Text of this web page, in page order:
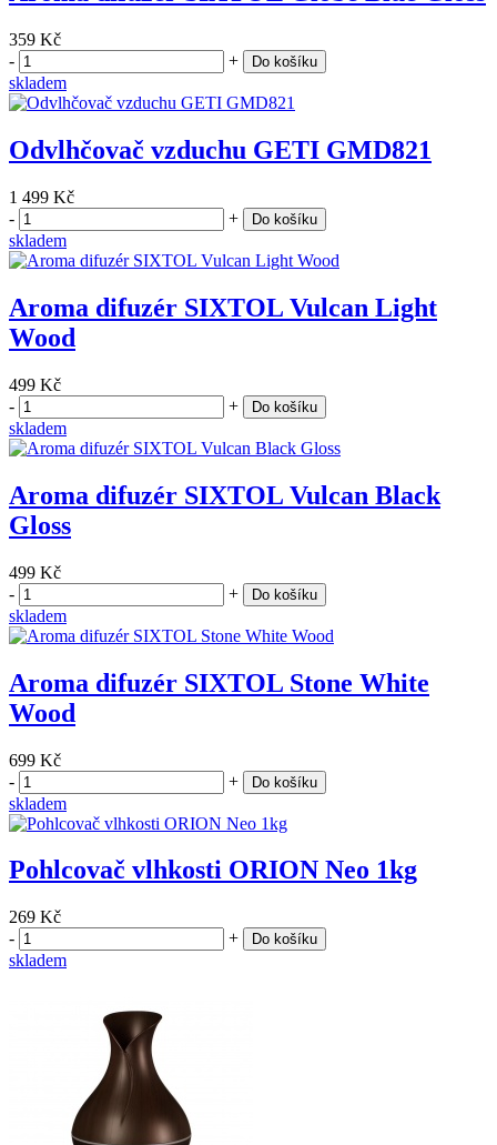
359 Kč
-
+ Do košíku
skladem
Odvlhčovač vzduchu GETI GMD821
1 499 Kč
-
+ Do košíku
skladem
Aroma difuzér SIXTOL Vulcan Light
Wood
499 Kč
-
+ Do košíku
skladem
Aroma difuzér SIXTOL Vulcan Black
Gloss
499 Kč
-
+ Do košíku
skladem
Aroma difuzér SIXTOL Stone White
Wood
699 Kč
-
+ Do košíku
skladem
Pohlcovač vlhkosti ORION Neo 1kg
269 Kč
-
+ Do košíku
skladem